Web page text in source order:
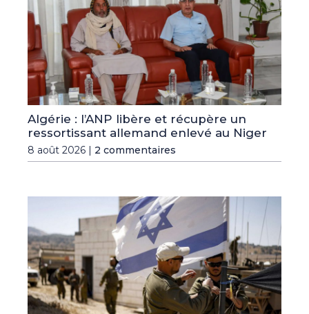
Algérie : l’ANP libère et récupère un
ressortissant allemand enlevé au Niger
8 août 2026 | 2 commentaires